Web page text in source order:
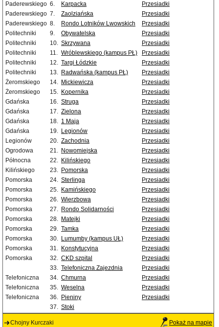
Paderewskiego 6. Karpacka
Przesiadki
Paderewskiego 7. Zaolziańska
Przesiadki
Paderewskiego 8. Rondo Lotników Lwowskich
Przesiadki
Politechniki
9. Obywatelska
Przesiadki
Politechniki
10. Skrzywana
Przesiadki
Politechniki
11. Wróblewskiego (kampus PŁ)
Przesiadki
Politechniki
12. Targi Łódzkie
Przesiadki
Politechniki
13. Radwańska (kampus PŁ)
Przesiadki
Żeromskiego
14. Mickiewicza
Przesiadki
Żeromskiego
15. Kopernika
Przesiadki
Gdańska
16. Struga
Przesiadki
Gdańska
17. Zielona
Przesiadki
Gdańska
18. 1 Maja
Przesiadki
Gdańska
19. Legionów
Przesiadki
Legionów
20. Zachodnia
Przesiadki
Ogrodowa
21. Nowomiejska
Przesiadki
Północna
22. Kilińskiego
Przesiadki
Kilińskiego
23. Pomorska
Przesiadki
Pomorska
24. Sterlinga
Przesiadki
Pomorska
25. Kamińskiego
Przesiadki
Pomorska
26. Wierzbowa
Przesiadki
Pomorska
27. Rondo Solidarności
Przesiadki
Pomorska
28. Matejki
Przesiadki
Pomorska
29. Tamka
Przesiadki
Pomorska
30. Lumumby (kampus UŁ)
Przesiadki
Pomorska
31. Konstytucyjna
Przesiadki
Pomorska
32. CKD szpital
Przesiadki
33. Telefoniczna Zajezdnia
Przesiadki
Telefoniczna
34. Chmurna
Przesiadki
Telefoniczna
35. Weselna
Przesiadki
Telefoniczna
36. Pieniny
Przesiadki
37. Stoki
Chojny Kurczaki Pokaż na mapie